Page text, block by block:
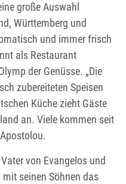
große Auswahl
Württemberg und
und immer frisch
als Restaurant
der Genüsse. „Die
zubereiteten Speisen
Küche zieht Gäste
an. Viele kommen seit
von Evangelos und
seinen Söhnen das